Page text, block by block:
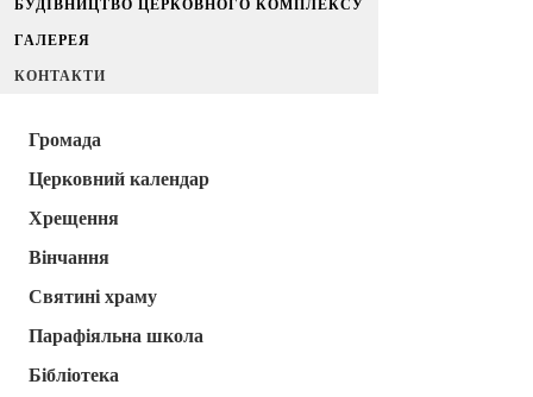
БУДІВНИЦТВО ЦЕРКОВНОГО КОМПЛЕКСУ
ГАЛЕРЕЯ
КОНТАКТИ
Громада
Церковний календар
Хрещення
Вінчання
Святині храму
Парафіяльна школа
Бібліотека